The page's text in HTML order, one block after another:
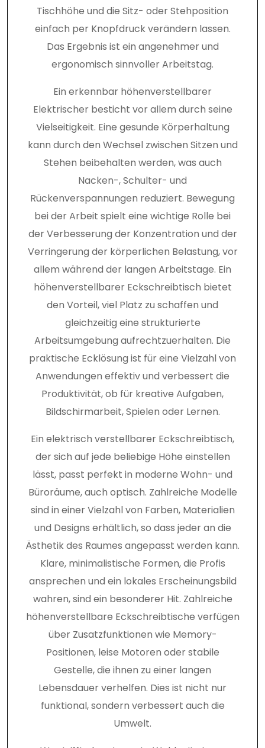
Tischhöhe und die Sitz- oder Stehposition
einfach per Knopfdruck verändern lassen.
Das Ergebnis ist ein angenehmer und
ergonomisch sinnvoller Arbeitstag.
Ein erkennbar höhenverstellbarer
Elektrischer besticht vor allem durch seine
Vielseitigkeit. Eine gesunde Körperhaltung
kann durch den Wechsel zwischen Sitzen und
Stehen beibehalten werden, was auch
Nacken-, Schulter- und
Rückenverspannungen reduziert. Bewegung
bei der Arbeit spielt eine wichtige Rolle bei
der Verbesserung der Konzentration und der
Verringerung der körperlichen Belastung, vor
allem während der langen Arbeitstage. Ein
höhenverstellbarer Eckschreibtisch bietet
den Vorteil, viel Platz zu schaffen und
gleichzeitig eine strukturierte
Arbeitsumgebung aufrechtzuerhalten. Die
praktische Ecklösung ist für eine Vielzahl von
Anwendungen effektiv und verbessert die
Produktivität, ob für kreative Aufgaben,
Bildschirmarbeit, Spielen oder Lernen.
Ein elektrisch verstellbarer Eckschreibtisch,
der sich auf jede beliebige Höhe einstellen
lässt, passt perfekt in moderne Wohn- und
Büroräume, auch optisch. Zahlreiche Modelle
sind in einer Vielzahl von Farben, Materialien
und Designs erhältlich, so dass jeder an die
Ästhetik des Raumes angepasst werden kann.
Klare, minimalistische Formen, die Profis
ansprechen und ein lokales Erscheinungsbild
wahren, sind ein besonderer Hit. Zahlreiche
höhenverstellbare Eckschreibtische verfügen
über Zusatzfunktionen wie Memory-
Positionen, leise Motoren oder stabile
Gestelle, die ihnen zu einer langen
Lebensdauer verhelfen. Dies ist nicht nur
funktional, sondern verbessert auch die
Umwelt.